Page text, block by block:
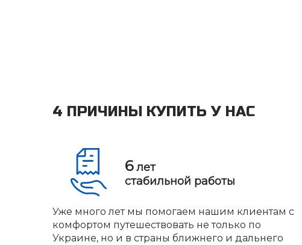
4 ПРИЧИНЫ КУПИТЬ У НАС
6лет
стабильной работы
Уже много лет мы помогаем нашим клиентам с
комфортом путешествовать не только по
Украине, но и в страны ближнего и дальнего